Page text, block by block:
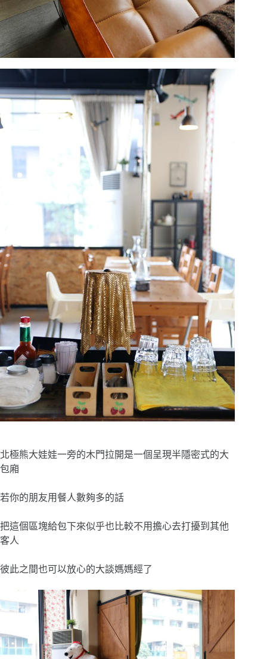
北極熊大娃娃一旁的木門拉開是一個呈現半隱密式的大
包廂
若你的朋友用餐人數夠多的話
把這個區塊給包下來似乎也比較不用擔心去打擾到其他
客人
彼此之間也可以放心的大談媽媽經了